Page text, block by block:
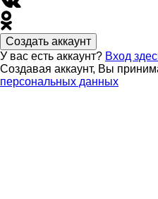
Создать аккаунт
У вас есть аккаунт? Вход
Создавая аккаунт, Вы
персональных данных